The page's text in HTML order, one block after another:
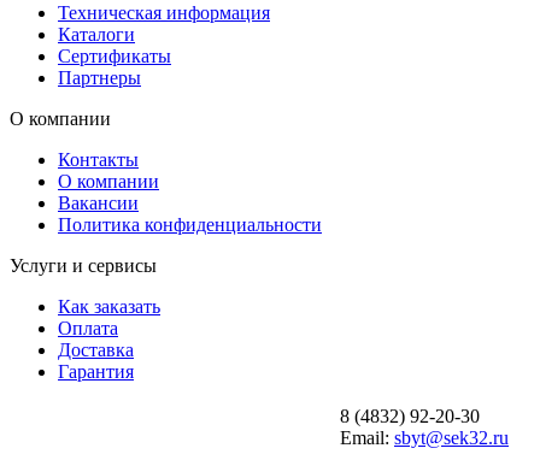
Техническая информация
Каталоги
Сертификаты
Партнеры
О компании
Контакты
О компании
Вакансии
Политика конфиденциальности
Услуги и сервисы
Как заказать
Оплата
Доставка
Гарантия
8 (4832) 92-20-30
Email: sbyt@sek32.ru